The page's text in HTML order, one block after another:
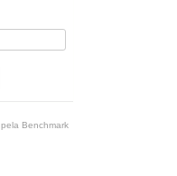
pela Benchmark